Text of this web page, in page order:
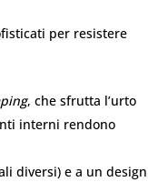
per resistere
, che sfrutta l’urto
interni rendono
diversi) e a un design